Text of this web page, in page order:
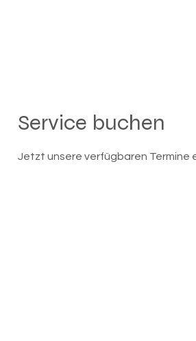
Service buchen
Jetzt unsere verfügbaren Termine